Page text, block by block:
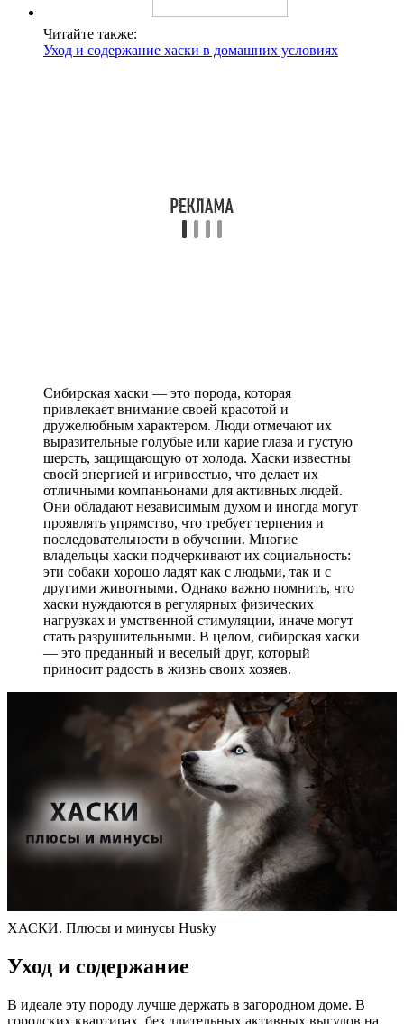
Читайте также:
Уход и содержание хаски в домашних условиях
Сибирская хаски — это порода, которая
привлекает внимание своей красотой и
дружелюбным характером. Люди отмечают их
выразительные голубые или карие глаза и густую
шерсть, защищающую от холода. Хаски известны
своей энергией и игривостью, что делает их
отличными компаньонами для активных людей.
Они обладают независимым духом и иногда могут
проявлять упрямство, что требует терпения и
последовательности в обучении. Многие
владельцы хаски подчеркивают их социальность:
эти собаки хорошо ладят как с людьми, так и с
другими животными. Однако важно помнить, что
хаски нуждаются в регулярных физических
нагрузках и умственной стимуляции, иначе могут
стать разрушительными. В целом, сибирская хаски
— это преданный и веселый друг, который
приносит радость в жизнь своих хозяев.
ХАСКИ. Плюсы и минусы Husky
Уход и содержание
В идеале эту породу лучше держать в загородном доме. В
городских квартирах, без длительных активных выгулов на